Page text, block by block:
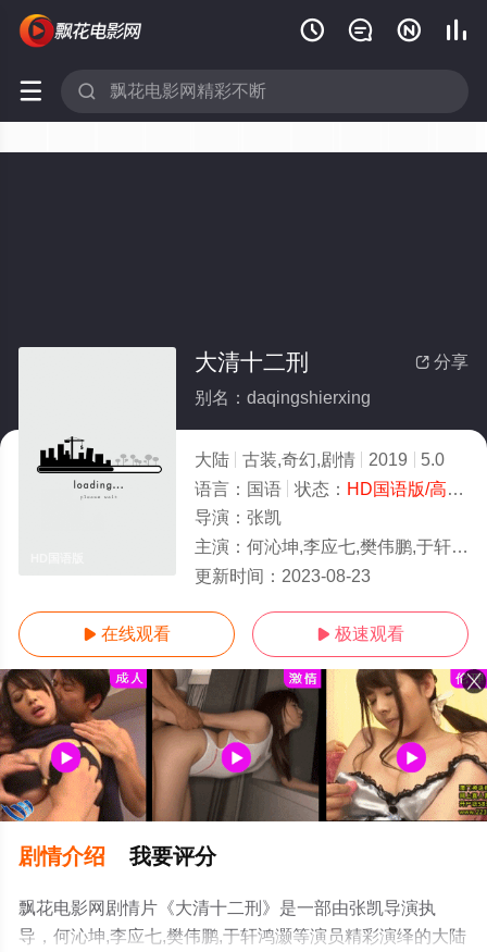
   
 
 分享
大清十二刑
别名：daqingshierxing
大陆 古装,奇幻,剧情 2019
5.0
语言： 国语 状态： HD国语版/高清
导演： 张凯
主演： 何沁坤,李应七,樊伟鹏,于轩鸿灏
更新时间： 2023-08-23
 在线观看  极速观看
剧情介绍 我要评分
飘花电影网剧情片《大清十二刑》是一部由张凯导演执
导，何沁坤,李应七,樊伟鹏,于轩鸿灏等演员精彩演绎的大陆